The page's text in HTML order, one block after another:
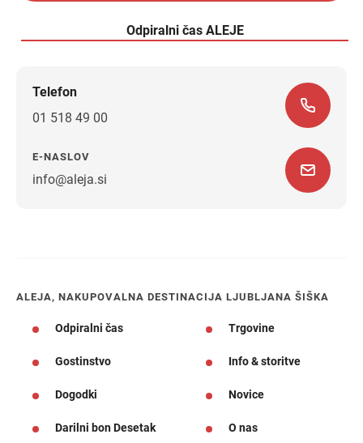
Odpiralni čas ALEJE
Telefon
01 518 49 00
E-NASLOV
info@aleja.si
ALEJA, NAKUPOVALNA DESTINACIJA LJUBLJANA ŠIŠKA
Odpiralni čas Trgovine
Gostinstvo Info & storitve
Dogodki Novice
Darilni bon Desetak O nas